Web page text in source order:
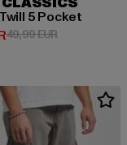
5 Pocket
Preis: 20,00 EUR
49,99 EURAktionspreis: